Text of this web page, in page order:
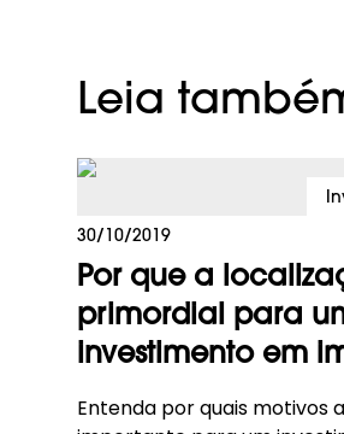
Leia
30/10/2019
Por que a
primordial para
investimento em
Entenda por quais motivos